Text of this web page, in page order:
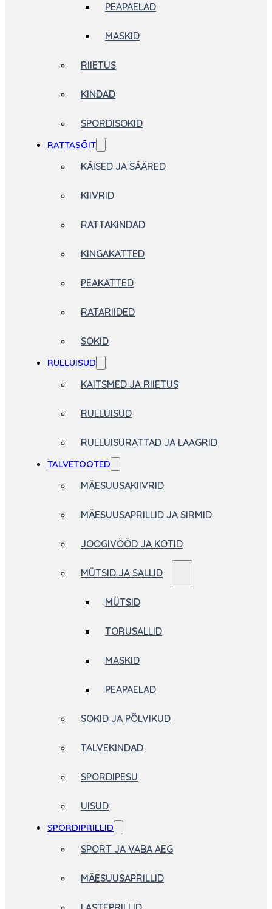
PEAPAELAD
MASKID
RIIETUS
KINDAD
SPORDISOKID
RATTASÕIT
KÄISED JA SÄÄRED
KIIVRID
RATTAKINDAD
KINGAKATTED
PEAKATTED
RATARIIDED
SOKID
RULLUISUD
KAITSMED JA RIIETUS
RULLUISUD
RULLUISURATTAD JA LAAGRID
TALVETOOTED
MÄESUUSAKIIVRID
MÄESUUSAPRILLID JA SIRMID
JOOGIVÖÖD JA KOTID
MÜTSID JA SALLID
MÜTSID
TORUSALLID
MASKID
PEAPAELAD
SOKID JA PÕLVIKUD
TALVEKINDAD
SPORDIPESU
UISUD
SPORDIPRILLID
SPORT JA VABA AEG
MÄESUUSAPRILLID